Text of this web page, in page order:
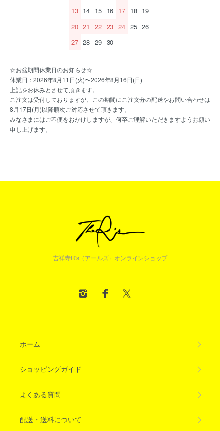
13 14 15 16 17 18 19
20 21 22 23 24 25 26
27 28 29 30
☆お盆期間休業日のお知らせ☆
休業日：2026年8月11日(火)〜2026年8月16日(日)
上記をお休みとさせて頂きます。
ご注文は受付しておりますが、この期間にご注文分の配送やお問い合わせは
8月17日(月)以降順次ご対応させて頂きます。
みなさまにはご不便をおかけしますが、何卒ご理解いただきますようお願い
申し上げます。
吉祥寺R's（アールズ）オンラインショップ
ホーム
ショッピングガイド
よくある質問
配送・送料について